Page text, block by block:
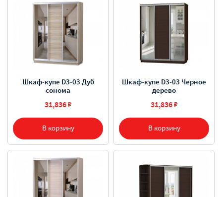
В корзину
Шкаф-купе D3-03 Дуб
сонома
31,836 ₽
В корзину
Шкаф-купе D3-03 Черное
дерево
31,836 ₽